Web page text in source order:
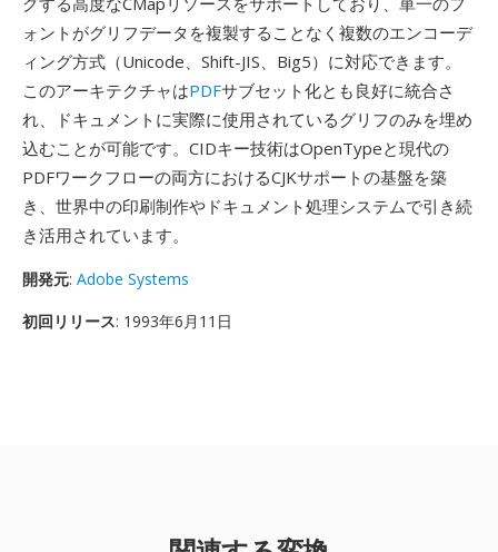
ォントがグリフデータを複製することなく複数のエンコーデ
ィング方式（Unicode、Shift-JIS、Big5）に対応できます。
このアーキテクチャはPDFサブセット化とも良好に統合さ
れ、ドキュメントに実際に使用されているグリフのみを埋め
込むことが可能です。CIDキー技術はOpenTypeと現代の
PDFワークフローの両方におけるCJKサポートの基盤を築
き、世界中の印刷制作やドキュメント処理システムで引き続
き活用されています。
開発元: Adobe Systems
初回リリース: 1993年6月11日